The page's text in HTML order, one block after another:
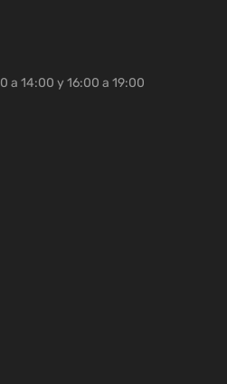
a 14:00 y 16:00 a 19:00